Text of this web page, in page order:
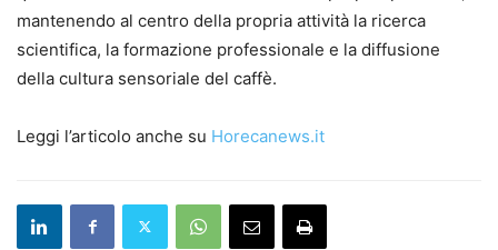
mantenendo al centro della propria attività la ricerca
scientifica, la formazione professionale e la diffusione
della cultura sensoriale del caffè.
Leggi l’articolo anche su Horecanews.it